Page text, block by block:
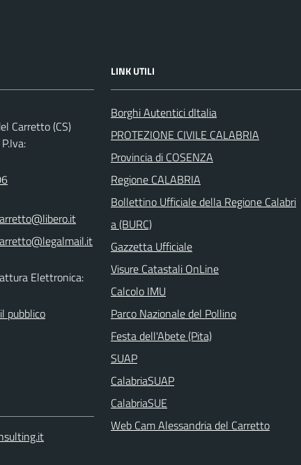
Carretto (CS)
Elettronica:
pubblico
LINK UTILI
Borghi Autentici dItalia
PROTEZIONE CIVILE CALABRIA
Provincia di COSENZA
Regione CALABRIA
Bollettino Ufficiale della Regione Calabri
a (BURC)
Gazzetta Ufficiale
Visure Catastali OnLine
Calcolo IMU
Parco Nazionale del Pollino
Festa dell'Abete (Pita)
SUAP
CalabriaSUAP
CalabriaSUE
Web Cam Alessandria del Carretto